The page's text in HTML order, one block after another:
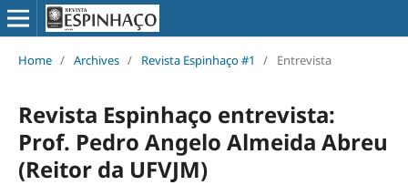
Home / Archives / Revista Espinhaço #1 / Entrevista
Revista Espinhaço entrevista:
Prof. Pedro Angelo Almeida Abreu
(Reitor da UFVJM)